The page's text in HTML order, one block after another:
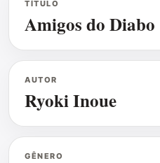
TÍTULO
Amigos do Diabo
AUTOR
Ryoki Inoue
GÊNERO